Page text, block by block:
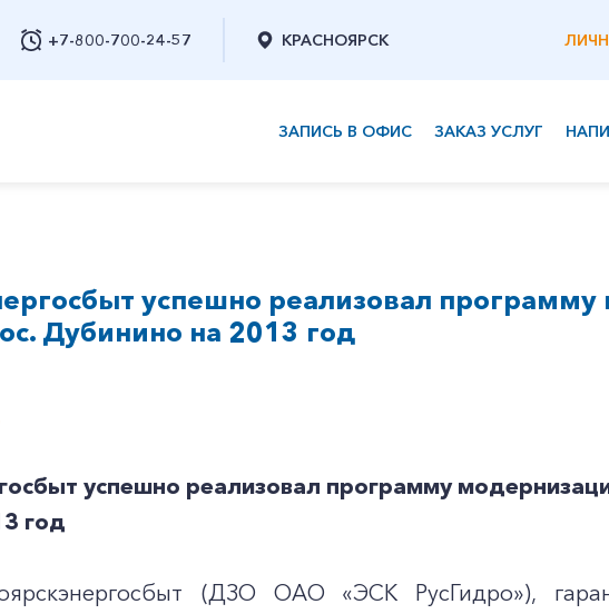
+7-800-700-24-57
Заказать обратный звонок
КРАСНОЯРСК
ЗАПИСЬ В ОФИС ЗАКАЗ УСЛУГ
успешно реализовал
Дубинино на 2013 год
успешно реализовал программу
год
(ДЗО ОАО «ЭСК РусГидро»),